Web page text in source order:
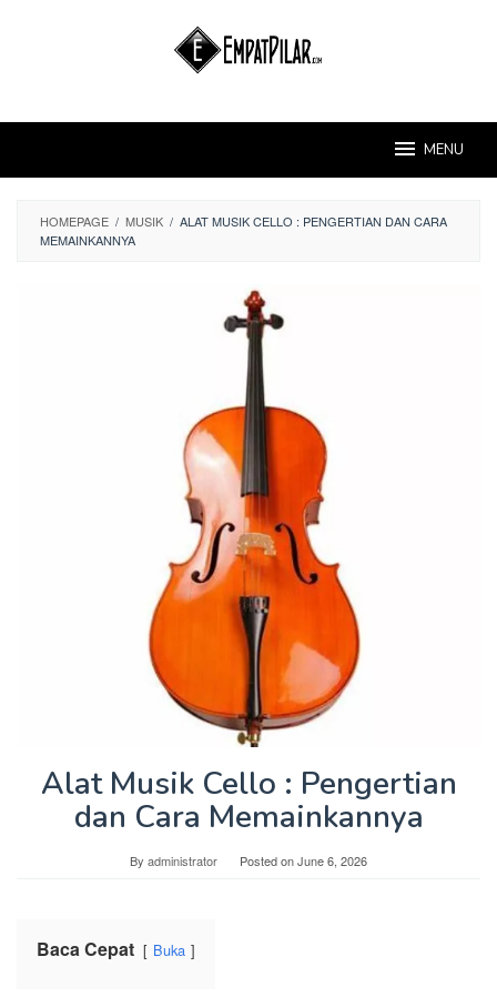
MENU
HOMEPAGE / MUSIK / ALAT MUSIK CELLO : PENGERTIAN DAN CARA
MEMAINKANNYA
Alat Musik Cello : Pengertian
dan Cara Memainkannya
By administrator Posted onJune 6, 2026
Baca Cepat Buka